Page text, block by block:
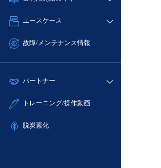
サポート
管理機能
ネットワーク
IoT
サポート
管理機能
すべてのメニューを見る
クラウド/サーバー
ネットワーク
サポート
すべてのメニューを見る
■ 管理機能
- 初期設定・確認
- ユーザー機能の管理
- APIリファレンス
ユースケース
- バックアップ
- IoT
- ITインフラストラクチャー
故障/メンテナンス情報
サービス稼働状況
故障/メンテナンス履歴
定期メンテナンス
パートナー
販売パートナー向けプログラム
トレーニング/操作動画
脱炭素化